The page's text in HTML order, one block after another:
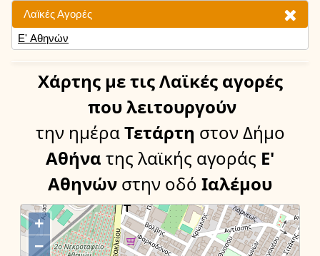
Λαϊκές Αγορές
Ε' Αθηνών
Χάρτης με τις Λαϊκές αγορές
που λειτουργούν
την ημέραΤετάρτη στον Δήμο
Αθήνα της λαϊκής αγοράς Ε'
Αθηνών στην οδό Ιαλέμου
+
−